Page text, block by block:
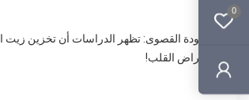
0
بأمراض القلب!